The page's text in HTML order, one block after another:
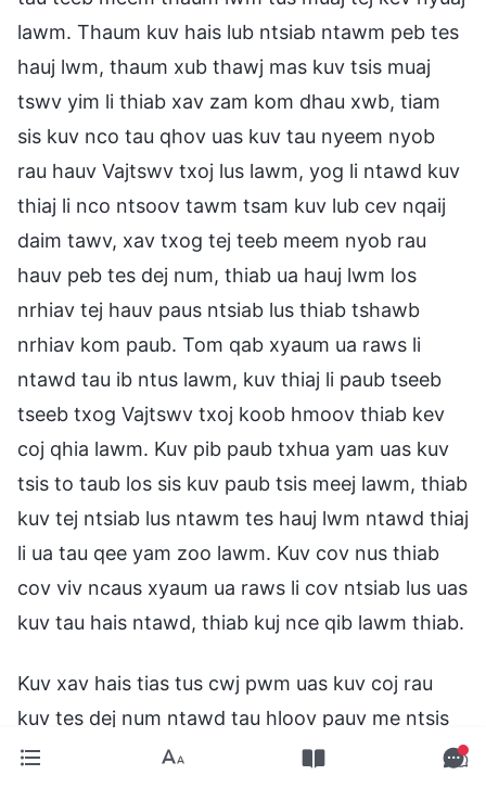
lawm. Thaum kuv hais lub ntsiab ntawm peb tes
hauj lwm, thaum xub thawj mas kuv tsis muaj
tswv yim li thiab xav zam kom dhau xwb, tiam
sis kuv nco tau qhov uas kuv tau nyeem nyob
rau hauv Vajtswv txoj lus lawm, yog li ntawd kuv
thiaj li nco ntsoov tawm tsam kuv lub cev nqaij
daim tawv, xav txog tej teeb meem nyob rau
hauv peb tes dej num, thiab ua hauj lwm los
nrhiav tej hauv paus ntsiab lus thiab tshawb
nrhiav kom paub. Tom qab xyaum ua raws li
ntawd tau ib ntus lawm, kuv thiaj li paub tseeb
tseeb txog Vajtswv txoj koob hmoov thiab kev
coj qhia lawm. Kuv pib paub txhua yam uas kuv
tsis to taub los sis kuv paub tsis meej lawm, thiab
kuv tej ntsiab lus ntawm tes hauj lwm ntawd thiaj
li ua tau qee yam zoo lawm. Kuv cov nus thiab
cov viv ncaus xyaum ua raws li cov ntsiab lus uas
kuv tau hais ntawd, thiab kuj nce qib lawm thiab.
Kuv xav hais tias tus cwj pwm uas kuv coj rau
kuv tes dej num ntawd tau hloov pauv me ntsis
lawm, tiam sis thaum muaj ib qho xwm txheej